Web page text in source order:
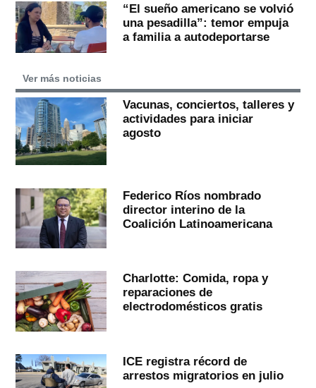
“El sueño americano se volvió
una pesadilla”: temor empuja
a familia a autodeportarse
Ver más noticias
Vacunas, conciertos, talleres y
actividades para iniciar
agosto
Federico Ríos nombrado
director interino de la
Coalición Latinoamericana
Charlotte: Comida, ropa y
reparaciones de
electrodomésticos gratis
ICE registra récord de
arrestos migratorios en julio